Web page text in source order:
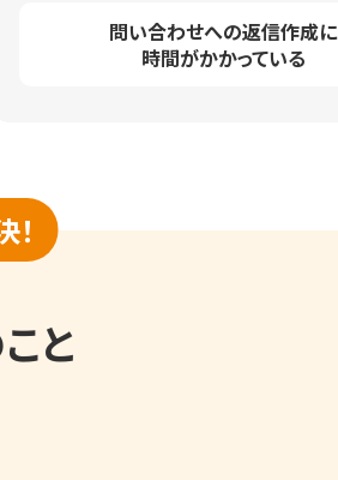
問い合わせへの返信作成に
時間がかかっている
と